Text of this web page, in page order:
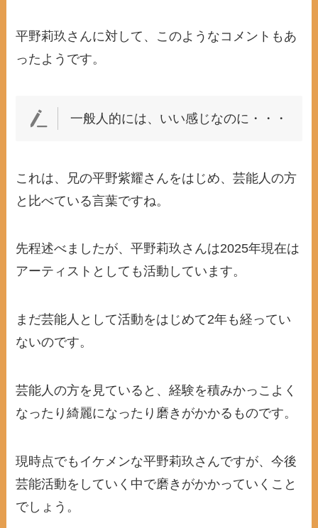
平野莉玖さんに対して、このようなコメントもあ
ったようです。
一般人的には、いい感じなのに・・・
これは、兄の平野紫耀さんをはじめ、芸能人の方
と比べている言葉ですね。
先程述べましたが、平野莉玖さんは2025年現在は
アーティストとしても活動しています。
まだ芸能人として活動をはじめて2年も経ってい
ないのです。
芸能人の方を見ていると、経験を積みかっこよく
なったり綺麗になったり磨きがかかるものです。
現時点でもイケメンな平野莉玖さんですが、今後
芸能活動をしていく中で磨きがかかっていくこと
でしょう。